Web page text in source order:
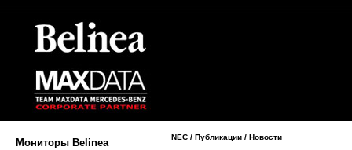
Мониторы Belinea
NEC / Публикации / Новости